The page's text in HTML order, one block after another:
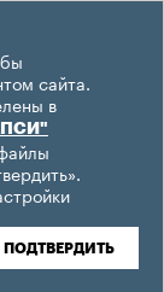
сайта.
в
ПОДТВЕРДИТЬ